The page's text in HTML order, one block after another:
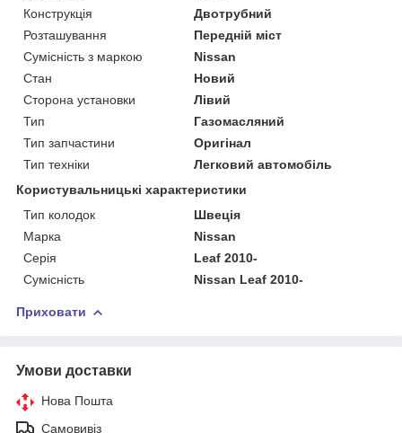
Конструкція
Двотрубний
Розташування
Передній міст
Сумісність з маркою
Nissan
Стан
Новий
Сторона установки
Лівий
Тип
Газомасляний
Тип запчастини
Оригінал
Тип техніки
Легковий автомобіль
Користувальницькі характеристики
Тип колодок
Швеція
Марка
Nissan
Серія
Leaf 2010-
Сумісність
Nissan Leaf 2010-
Приховати
Умови доставки
Нова Пошта
Самовивіз